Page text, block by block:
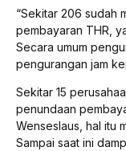
“Sekitar 206 sudah
pembayaran THR,
Secara umum
pengurangan jam
Sekitar 15
penundaan
Wenseslaus, hal itu
Sampai saat ini